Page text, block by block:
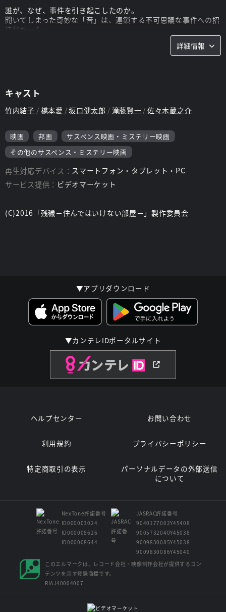
誰が、なぜ、事件を引き起こしたのか。
聞いてしまった奇妙な「音」は、連鎖する不可思議な事件への招
待状だった――。
小説家である「私」(竹内結子)のもとに、女子大生の久保さん
「今住んでいる部屋で、奇妙な“音”がするんです」
心中、殺人など、数々の事件を引き起こしていた事実が浮かび上
がる。彼らはなぜ、“音”のするその「部屋」ではなく、別々の
「場所」で、不幸な末路をたどったのか。
「私」と久保さんは、作家の平岡芳明(佐々木蔵之介)、心霊マニ
藤賢一)らの協力を得て、ついに数十年の時を経た、壮大なる戦
慄の真相に辿り着く。だがそれは、新たなる事件の序章に過ぎな
かった―。
予定調和を許さない驚愕のラストまで、目が離せない。
監督：中村義洋『白ゆき姫殺人事件』『予告犯』
詳細情報
キャスト
竹内結子 橋本愛 坂口健太郎 滝藤賢一 佐々木蔵之介
映画 邦画
サスペンス映画・ミステリー映画
その他のサスペンス・ミステリー映画
再生対応デバイス： スマートフォン・タブレット・PC
サービス提供： ビデオマーケット
(C)2016「残穢－住んではいけない部屋－」製作委員会
▼アプリダウンロード
▼カンテレIDポータルサイト
ヘルプセンター お問い合わせ
利用規約 プライバシーポリシー
特定商取引の表示
パーソナルデータの外部送信
について
NexTone許諾番号
ID000003024
ID000008626
ID000008644
JASRAC許諾番号
9040177002Y45408
9005732040Y45038
9009830085Y45038
9009830086Y45040
このエルマークは、レコード会社・映像制作会社が提供するコン
テンツを示す登録商標です。
RIAJ40004007